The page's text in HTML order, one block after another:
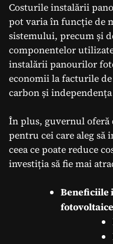
Costurile instalării
pot varia în funcție de
sistemului, precum și
componentelor
instalării panourilor
economii la facturile
carbon și
În plus, guvernul
pentru cei care aleg să
ceea ce poate reduce
investiția să fie mai
Beneficiile